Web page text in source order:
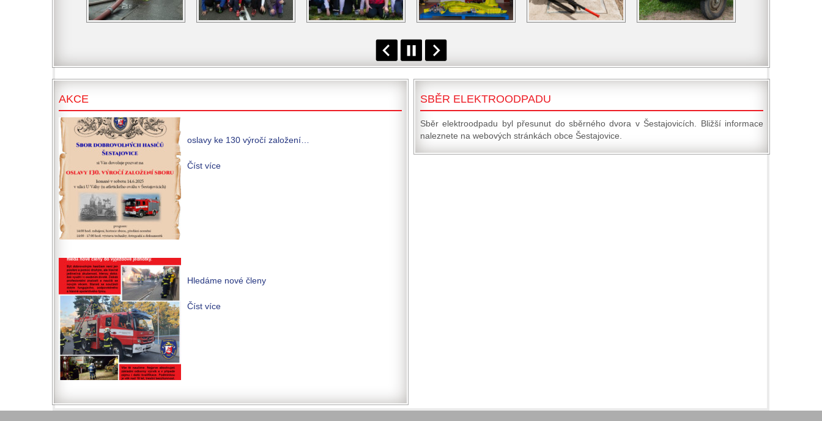
AKCE
oslavy ke 130 výročí založení…
Číst více
Hledáme nové členy
Číst více
SBĚR ELEKTROODPADU
Sběr elektroodpadu byl přesunut do sběrného dvora v Šestajovicích. Bližší informace
naleznete na webových stránkách obce Šestajovice.